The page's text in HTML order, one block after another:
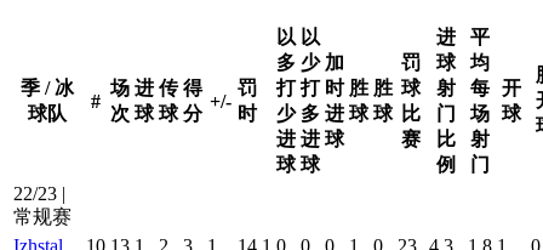
季 / 冰
球队
#
场
次
进
球
传
球
得
分
+/-
罚
时
以
多
打
少
进
球
以
少
打
多
进
球
加
时
进
球
胜
球
胜
球
罚
球
比
赛
进
球
射
门
比
例
平
均
每
场
射
门
开
球
22/23 |
常规赛
Izhstal
10 13 1 2 3 1 14 1 0 0 0 1 0 23 4.3 1.8 1
0